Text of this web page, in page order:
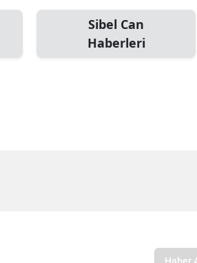
Sibel Can
Haberleri